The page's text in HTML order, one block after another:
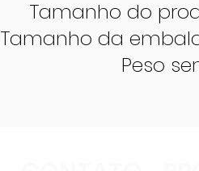
Tamanho do
Tamanho da
Peso